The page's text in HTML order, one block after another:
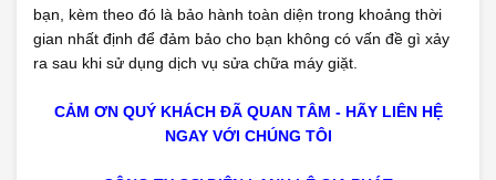
bạn, kèm theo đó là bảo hành toàn diện trong khoảng thời
gian nhất định để đảm bảo cho bạn không có vấn đề gì xảy
ra sau khi sử dụng dịch vụ sửa chữa máy giặt.
CẢM ƠN QUÝ KHÁCH ĐÃ QUAN TÂM - HÃY LIÊN HỆ
NGAY VỚI CHÚNG TÔI